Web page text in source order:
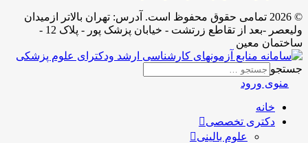
© 2026 تمامی حقوق محفوظ است. آدرس:‌ تهران بالاتر ازمیدان
ولیعصر -بعد از تقاطع زرتشت - خیابان پزشک پور - پلاک 12 -
ساختمان معین
جستجو
منوی ورود
خانه
دکتری تخصصی
علوم بالینی